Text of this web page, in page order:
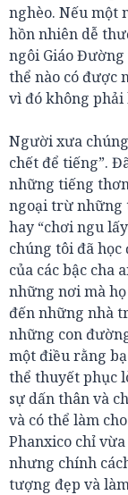
nghèo. Nếu một
hồn nhiên dễ
ngôi Giáo Đường
thể nào có được
vì đó không phải
Người xưa
chết để tiếng”.
những tiếng
ngoại trừ những
hay “chơi ngu
chúng tôi đã
của các bậc cha
những nơi mà
đến những nhà
những con
một điều rằng
thể thuyết phục
sự dấn thân và
và có thể làm
Phanxico chỉ
nhưng chính
tượng đẹp và